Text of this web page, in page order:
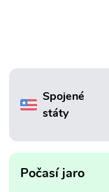
Spojené
státy
Počasí jaro